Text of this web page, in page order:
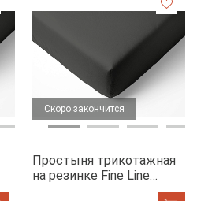
Скоро закончится
Простыня трикотажная
на резинке Fine Line